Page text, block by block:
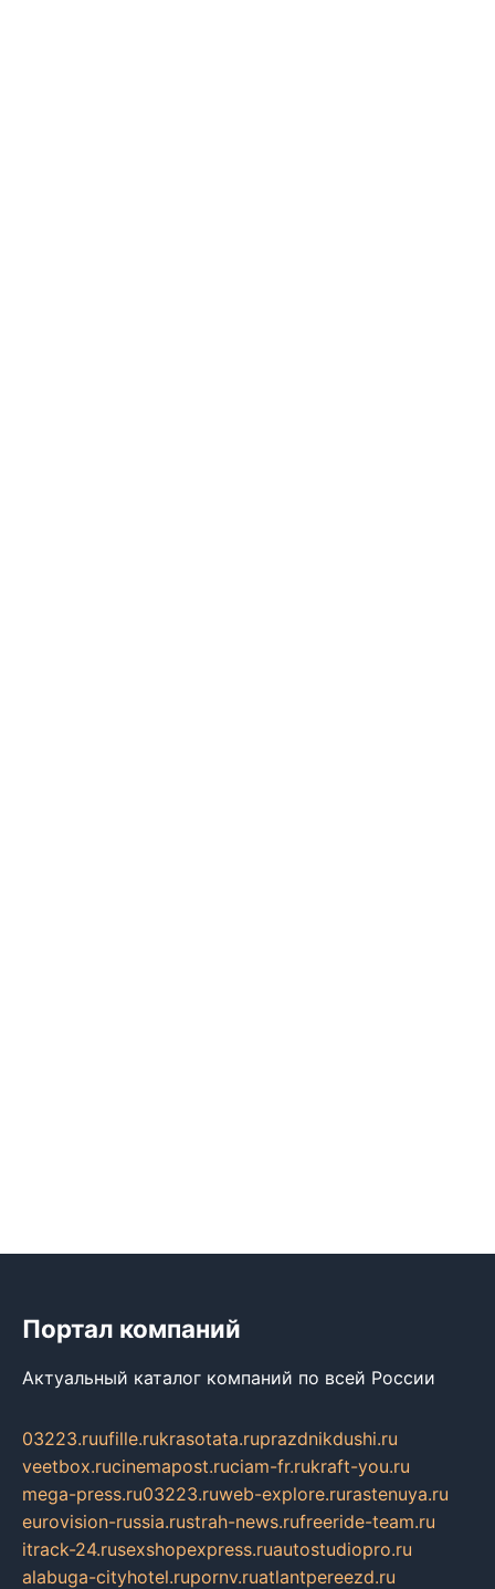
Портал компаний
Актуальный каталог компаний по всей России
03223.ruufille.rukrasotata.ruprazdnikdushi.ru
veetbox.rucinemapost.ruciam-fr.rukraft-you.ru
mega-press.ru03223.ruweb-explore.rurastenuya.ru
eurovision-russia.rustrah-news.rufreeride-team.ru
itrack-24.rusexshopexpress.ruautostudiopro.ru
alabuga-cityhotel.rupornv.ruatlantpereezd.ru